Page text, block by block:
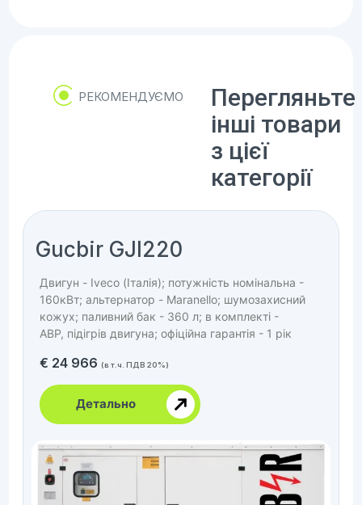
РЕКОМЕНДУЄМО
Перегляньте
інші товари
з цієї
категорії
Gucbir GJI220
Двигун - Iveco (Італія); потужність номінальна -
160кВт; альтернатор - Maranello; шумозахисний
кожух; паливний бак - 360 л; в комплекті -
АВР, підігрів двигуна; офіційна гарантія - 1 рік
€ 24 966 (в т.ч. ПДВ 20%)
Детально